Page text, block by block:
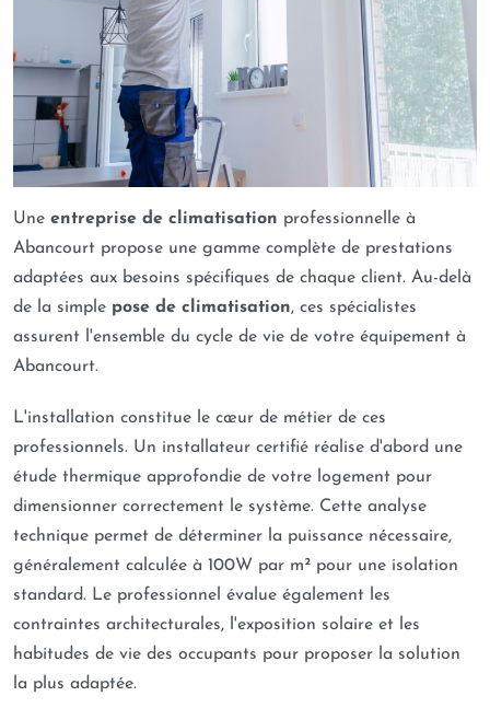
Une entreprise de climatisation professionnelle à
Abancourt propose une gamme complète de prestations
adaptées aux besoins spécifiques de chaque client. Au-delà
de la simple pose de climatisation, ces spécialistes
assurent l'ensemble du cycle de vie de votre équipement à
Abancourt.
L'installation constitue le cœur de métier de ces
professionnels. Un installateur certifié réalise d'abord une
étude thermique approfondie de votre logement pour
dimensionner correctement le système. Cette analyse
technique permet de déterminer la puissance nécessaire,
généralement calculée à 100W par m² pour une isolation
standard. Le professionnel évalue également les
contraintes architecturales, l'exposition solaire et les
habitudes de vie des occupants pour proposer la solution
la plus adaptée.